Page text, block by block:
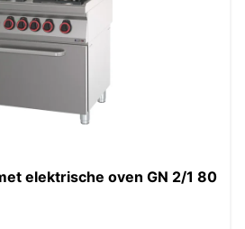
elektrische oven GN 2/1 80